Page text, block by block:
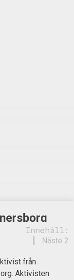
Innehåll:
Näste 2
från
Aktivisten